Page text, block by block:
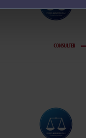
CONSULTER